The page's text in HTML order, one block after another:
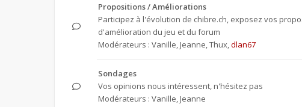
Propositions / Améliorations
Participez à l'évolution de chibre.ch, exposez vos
d'amélioration du jeu et du forum
Modérateurs : Vanille, Jeanne,Thux,dlan67
Sondages
Vos opinions nous intéressent, n'hésitez pas
Modérateurs : Vanille, Jeanne